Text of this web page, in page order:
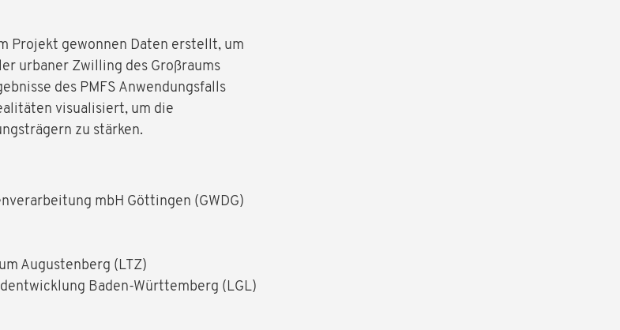
Projekt gewonnen Daten erstellt, um
urbaner Zwilling des Großraums
des PMFS Anwendungsfalls
visualisiert, um die
zu stärken.
mbH Göttingen (GWDG)
Augustenberg (LTZ)
Baden-Württemberg (LGL)